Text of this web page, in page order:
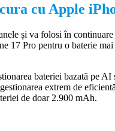
cu Apple
și va folosi în
17 Pro pentru o baterie
bateriei bazată pe
extrem de
de doar 2.900 mAh.